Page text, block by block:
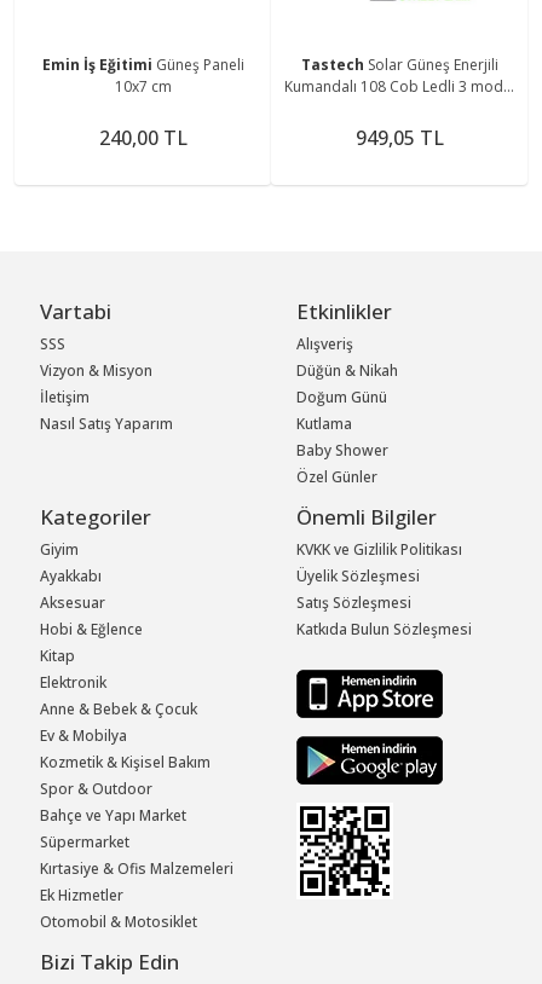
Emin İş Eğitimi Güneş Paneli
10x7 cm
240,00 TL
Tastech Solar Güneş Enerjili
Kumandalı 108 Cob Ledli 3 modlu
Lambası
949,05 TL
Vartabi
SSS
Vizyon & Misyon
İletişim
Nasıl Satış Yaparım
Etkinlikler
Alışveriş
Düğün & Nikah
Doğum Günü
Kutlama
Baby Shower
Özel Günler
Kategoriler
Giyim
Ayakkabı
Aksesuar
Hobi & Eğlence
Kitap
Elektronik
Anne & Bebek & Çocuk
Ev & Mobilya
Kozmetik & Kişisel Bakım
Spor & Outdoor
Bahçe ve Yapı Market
Süpermarket
Kırtasiye & Ofis Malzemeleri
Ek Hizmetler
Otomobil & Motosiklet
Önemli Bilgiler
KVKK ve Gizlilik Politikası
Üyelik Sözleşmesi
Satış Sözleşmesi
Katkıda Bulun Sözleşmesi
Bizi Takip Edin